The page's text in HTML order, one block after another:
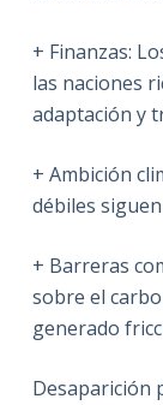
+ Finanzas:
las naciones
adaptación y
+ Ambición
débiles
+ Barreras
sobre el
generado
Desaparición